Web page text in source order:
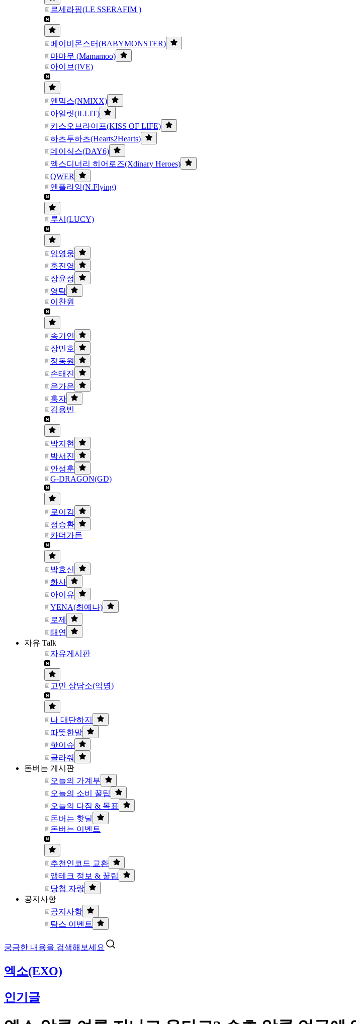
르세라핌(LE SSERAFIM )
베이비몬스터(BABYMONSTER)
마마무 (Mamamoo)
아이브(IVE)
엔믹스(NMIXX)
아일릿(ILLIT)
키스오브라이프(KISS OF LIFE)
하츠투하츠(Hearts2Hearts)
데이식스(DAY6)
엑스디너리 히어로즈(Xdinary Heroes)
QWER
엔플라잉(N.Flying)
루시(LUCY)
임영웅
홍진영
장윤정
영탁
이찬원
송가인
장민호
정동원
손태진
은가은
홍자
김용빈
박지현
박서진
안성훈
G-DRAGON(GD)
로이킴
정승환
카더가든
박효신
화사
아이유
YENA(최예나)
로제
태연
자유 Talk
자유게시판
고민 상담소(익명)
나 대단하지
따뜻한말
핫이슈
골라줘
돈버는 게시판
오늘의 가계부
오늘의 소비 꿀팁
오늘의 다짐 & 목표
돈버는 핫딜
돈버는 이벤트
추천인코드 교환
앱테크 정보 & 꿀팁
당첨 자랑
공지사항
공지사항
탐스 이벤트
궁금한 내용을 검색해보세요
엑소(EXO)
인기글